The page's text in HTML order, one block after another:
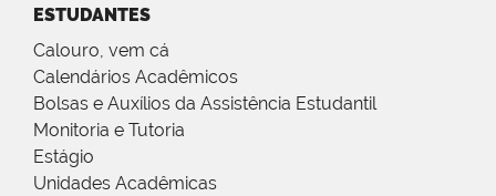
ESTUDANTES
Calouro, vem cá
Calendários Acadêmicos
Bolsas e Auxílios da Assistência Estudantil
Monitoria e Tutoria
Estágio
Unidades Acadêmicas